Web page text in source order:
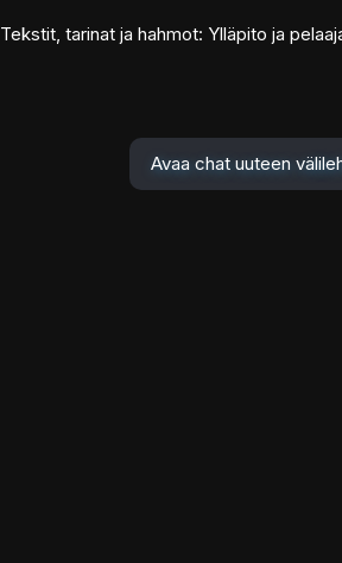
Tekstit, tarinat ja hahmot: Ylläpito ja
Avaa chat uuteen